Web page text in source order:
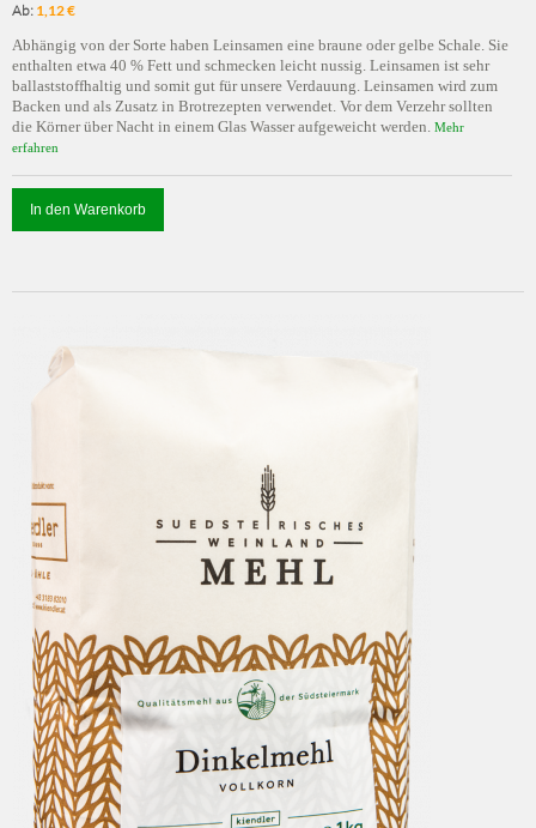
Ab: 1,12 €
Abhängig von der Sorte haben Leinsamen eine braune oder gelbe Schale. Sie
enthalten etwa 40 % Fett und schmecken leicht nussig. Leinsamen ist sehr
ballaststoffhaltig und somit gut für unsere Verdauung. Leinsamen wird zum
Backen und als Zusatz in Brotrezepten verwendet. Vor dem Verzehr sollten
die Körner über Nacht in einem Glas Wasser aufgeweicht werden. Mehr
erfahren
In den Warenkorb